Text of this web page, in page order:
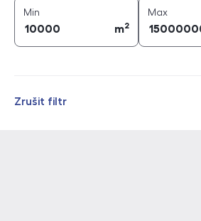
Min
m2
Maxplocha (
Zrušit filtr